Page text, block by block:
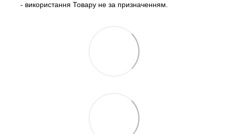
- використання Товару не за призначенням.